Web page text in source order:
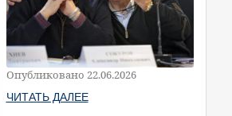
Опубликовано 22.06.2026
ЧИТАТЬ ДАЛЕЕ